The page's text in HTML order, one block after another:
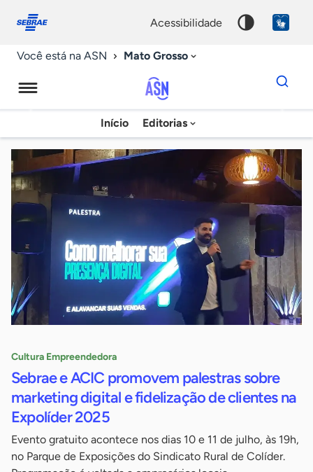
conosco
acessibilidade
Você está na ASN Mato Grosso
Agência
Sebrae
de
Notícias
Início Editorias
Dados
para
chave
Cultura Empreendedora
Sebrae e ACIC promovem palestras sobre
marketing digital e fidelização de clientes na
Expolíder 2025
Evento gratuito acontece nos dias 10 e 11 de julho, às 19h,
no Parque de Exposições do Sindicato Rural de Colíder.